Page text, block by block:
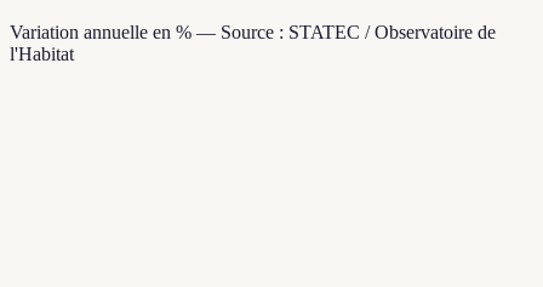
Variation annuelle en % — Source : STATEC / Observatoire de
l'Habitat